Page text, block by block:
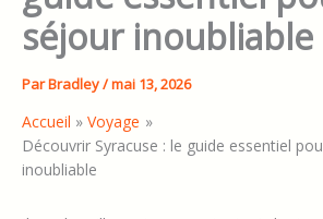
séjour inoubliable
ParBradley/mai 13, 2026
Accueil
Voyage
Découvrir Syracuse : le guide essentiel
inoubliable